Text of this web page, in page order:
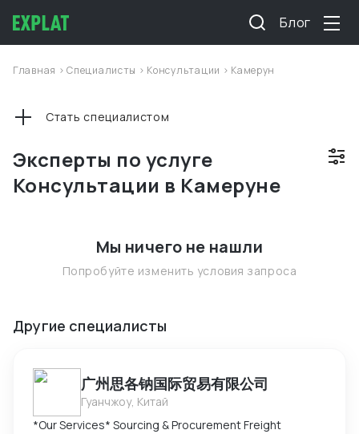
Блог
Главная >Специалисты > Консультации > Камерун
Эксперты по услуге
Консультации в Камеруне
Стать специалистом
Мы ничего не нашли
Попробуйте изменить условия запроса
Другие специалисты
广州思各钠国际贸易有限公司
Гуанчжоу, Китай
*Our Services* Sourcing & Procurement Freight